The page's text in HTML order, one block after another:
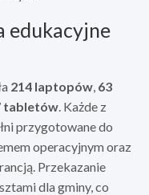
edukacyjne
214 laptopów 63
tabletów . Każde z
przygotowane do
operacyjnym oraz
Przekazanie
dla gminy, co